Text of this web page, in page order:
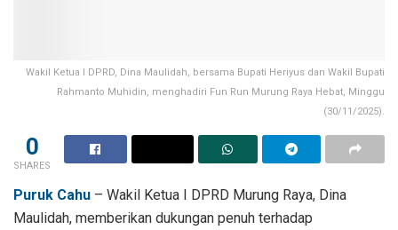
Wakil Ketua I DPRD, Dina Maulidah, bersama Bupati Heriyus dan Wakil Bupati
Rahmanto Muhidin, menghadiri Fun Run Murung Raya Hebat, Minggu
(30/11/2025).
0
SHARES
Puruk Cahu – Wakil Ketua I DPRD Murung Raya, Dina
Maulidah, memberikan dukungan penuh terhadap